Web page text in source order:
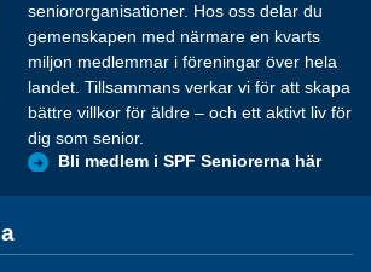
seniororganisationer. Hos oss delar du
gemenskapen med närmare en kvarts
miljon medlemmar i föreningar över hela
landet. Tillsammans verkar vi för att skapa
bättre villkor för äldre – och ett aktivt liv för
dig som senior.
Bli medlem i SPF Seniorerna här